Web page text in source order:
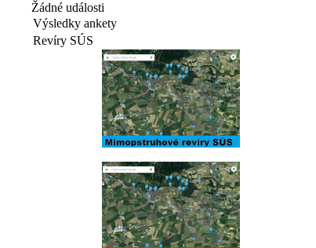
Žádné události
Výsledky ankety
Revíry SÚS